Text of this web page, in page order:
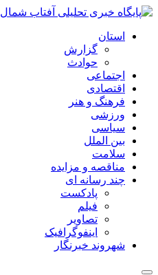
استان
گزارش
حوادث
اجتماعی
اقتصادی
فرهنگ و هنر
ورزشی
سیاسی
بین الملل
سلامت
مناقصه و مزایده
چند رسانه ای
پادکست
فیلم
تصاویر
اینفوگرافیک
شهروند خبرنگار